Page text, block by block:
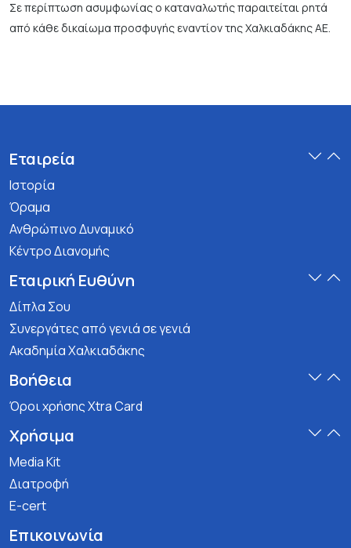
Σε περίπτωση ασυμφωνίας ο καταναλωτής παραιτείται ρητά
από κάθε δικαίωμα προσφυγής εναντίον της Χαλκιαδάκης ΑΕ.
Εταιρεία
Ιστορία
Όραμα
Ανθρώπινο Δυναμικό
Κέντρο Διανομής
Εταιρική Ευθύνη
Δίπλα Σου
Συνεργάτες από γενιά σε γενιά
Ακαδημία Χαλκιαδάκης
Βοήθεια
Όροι χρήσης Xtra Card
Χρήσιμα
Media Kit
Διατροφή
E-cert
Επικοινωνία